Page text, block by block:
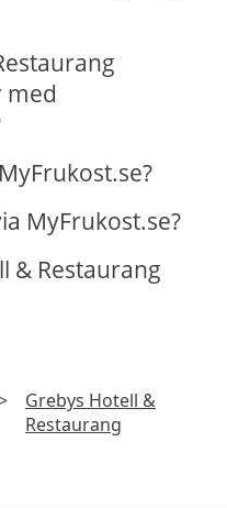
med
MyFrukost.se?
& Restaurang
Grebys Hotell &
Restaurang